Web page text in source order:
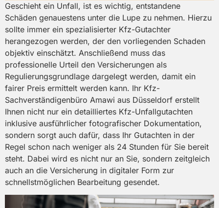
Geschieht ein Unfall, ist es wichtig, entstandene
Schäden genauestens unter die Lupe zu nehmen. Hierzu
sollte immer ein spezialisierter Kfz-Gutachter
herangezogen werden, der den vorliegenden Schaden
objektiv einschätzt. Anschließend muss das
professionelle Urteil den Versicherungen als
Regulierungsgrundlage dargelegt werden, damit ein
fairer Preis ermittelt werden kann. Ihr Kfz-
Sachverständigenbüro Amawi aus Düsseldorf erstellt
Ihnen nicht nur ein detailliertes Kfz-Unfallgutachten
inklusive ausführlicher fotografischer Dokumentation,
sondern sorgt auch dafür, dass Ihr Gutachten in der
Regel schon nach weniger als 24 Stunden für Sie bereit
steht. Dabei wird es nicht nur an Sie, sondern zeitgleich
auch an die Versicherung in digitaler Form zur
schnellstmöglichen Bearbeitung gesendet.